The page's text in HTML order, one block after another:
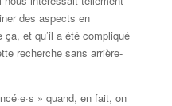
des aspects en
et qu’il a été compliqué
recherche sans arrière-
» quand, en fait, on